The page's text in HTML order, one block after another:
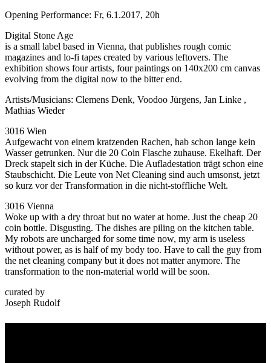
Opening Performance: Fr, 6.1.2017, 20h
Digital Stone Age
is a small label based in Vienna, that publishes rough comic
magazines and lo-fi tapes created by various leftovers. The
exhibition shows four artists, four paintings on 140x200 cm canvas
evolving from the digital now to the bitter end.
Artists/Musicians: Clemens Denk, Voodoo Jürgens, Jan Linke ,
Mathias Wieder
3016 Wien
Aufgewacht von einem kratzenden Rachen, hab schon lange kein
Wasser getrunken. Nur die 20 Coin Flasche zuhause. Ekelhaft. Der
Dreck stapelt sich in der Küche. Die Aufladestation trägt schon eine
Staubschicht. Die Leute von Net Cleaning sind auch umsonst, jetzt
so kurz vor der Transformation in die nicht-stoffliche Welt.
3016 Vienna
Woke up with a dry throat but no water at home. Just the cheap 20
coin bottle. Disgusting. The dishes are piling on the kitchen table.
My robots are uncharged for some time now, my arm is useless
without power, as is half of my body too. Have to call the guy from
the net cleaning company but it does not matter anymore. The
transformation to the non-material world will be soon.
curated by
Joseph Rudolf